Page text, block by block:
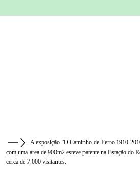
A exposição ”O Caminho-de-Ferro 1910-
com uma área de 900m2 esteve patente na Estação do
cerca de 7.000 visitantes.